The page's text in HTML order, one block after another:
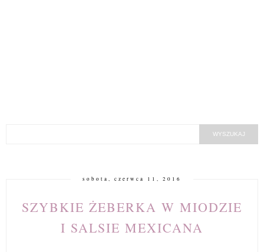
sobota, czerwca 11, 2016
SZYBKIE ŻEBERKA W MIODZIE
I SALSIE MEXICANA